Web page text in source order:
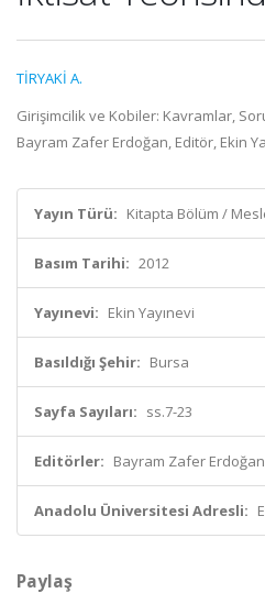
TİRYAKİ A.
Girişimcilik ve Kobiler: Kavramlar,
Bayram Zafer Erdoğan, Editör, Ekin
Yayın Türü: Kitapta Bölüm /
Basım Tarihi: 2012
Yayınevi: Ekin Yayınevi
Basıldığı Şehir: Bursa
Sayfa Sayıları: ss.7-23
Editörler: Bayram Zafer
Anadolu Üniversitesi Adresli:
Paylaş